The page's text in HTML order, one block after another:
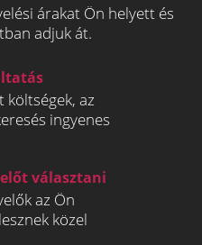
árakat Ön helyett és
adjuk át.
költségek, az
ingyenes
választani
az Ön
közel